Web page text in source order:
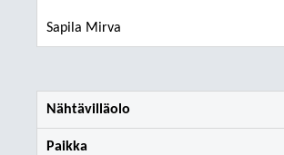
Sapila Mirva
Nähtävilläolo
Paikka